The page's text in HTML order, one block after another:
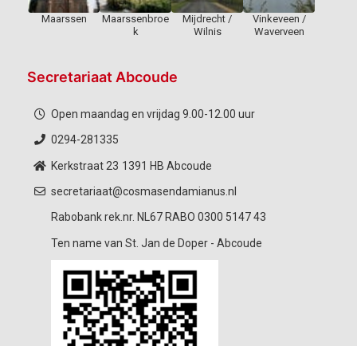
Maarssen
Maarssenbroe
k
Mijdrecht /
Wilnis
Vinkeveen /
Waverveen
Secretariaat Abcoude
Open maandag en vrijdag 9.00-12.00 uur
0294-281335
Kerkstraat 23 1391 HB Abcoude
secretariaat@cosmasendamianus.nl
Rabobank rek.nr. NL67 RABO 0300 5147 43
Ten name van St. Jan de Doper - Abcoude